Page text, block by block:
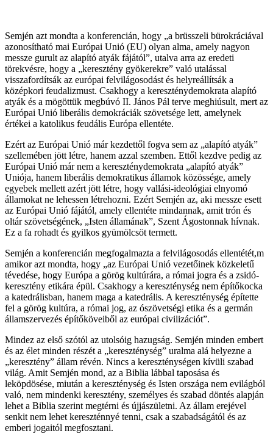
Semjén azt mondta a konferencián, hogy „a brüsszeli bürokráciával
azonosítható mai Európai Unió (EU) olyan alma, amely nagyon
messze gurult az alapító atyák fájától”, utalva arra az eredeti
törekvésre, hogy a „keresztény gyökerekre” való utalással
visszafordítsák az európai felvilágosodást és helyreállítsák a
középkori feudalizmust. Csakhogy a kereszténydemokrata alapító
atyák és a mögöttük megbúvó II. János Pál terve meghiúsult, mert az
Európai Unió liberális demokráciák szövetsége lett, amelynek
értékei a katolikus feudális Európa ellentéte.
Ezért az Európai Unió már kezdettől fogva sem az „alapító atyák”
szellemében jött létre, hanem azzal szemben. Ettől kezdve pedig az
Európai Unió már nem a kereszténydemokrata „alapító atyák”
Uniója, hanem liberális demokratikus államok közössége, amely
egyebek mellett azért jött létre, hogy vallási-ideológiai elnyomó
államokat ne lehessen létrehozni. Ezért Semjén az, aki messze esett
az Európai Unió fájától, amely ellentéte mindannak, amit trón és
oltár szövetségének, „Isten államának”, Szent Ágostonnak hívnak.
Ez a fa rohadt és gyilkos gyümölcsöt termett.
Semjén a konferencián megfogalmazta a felvilágosodás ellentétét,m
amikor azt mondta, hogy „az Európai Unió vezetőinek közkeletű
tévedése, hogy Európa a görög kultúrára, a római jogra és a zsidó-
keresztény etikára épül. Csakhogy a kereszténység nem építőkocka
a katedrálisban, hanem maga a katedrális. A kereszténység építette
fel a görög kultúra, a római jog, az ószövetségi etika és a germán
államszervezés építőköveiből az európai civilizációt”.
Mindez az első szótól az utolsóig hazugság. Semjén minden embert
és az élet minden részét a „kereszténység” uralma alá helyezne a
„keresztény” állam révén. Nincs a kereszténységen kívüli szabad
világ. Amit Semjén mond, az a Biblia lábbal taposása és
leköpdösése, miután a kereszténység és Isten országa nem evilágból
való, nem mindenki keresztény, személyes és szabad döntés alapján
lehet a Biblia szerint megtérni és újjászületni. Az állam erejével
senkit nem lehet kereszténnyé tenni, csak a szabadságától és az
emberi jogaitól megfosztani.